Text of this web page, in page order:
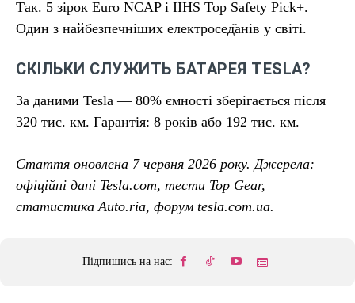
Так. 5 зірок Euro NCAP і IIHS Top Safety Pick+.
Один з найбезпечніших електросед̆анів у світі.
СКІЛЬКИ СЛУЖИТЬ БАТАРЕЯ TESLA?
За даними Tesla — 80% ємності зберігається після
320 тис. км. Гарантія: 8 років або 192 тис. км.
Стаття оновлена 7 червня 2026 року. Джерела:
офіційні дані Tesla.com, тести Top Gear,
статистика Auto.ria, форум tesla.com.ua.
Підпишись на нас: